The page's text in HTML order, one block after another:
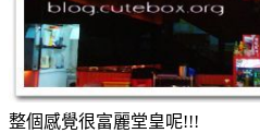
整個感覺很富麗堂皇呢!!!